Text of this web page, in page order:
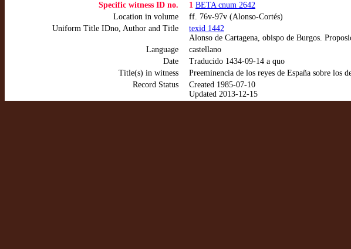
Specific witness ID no.
1 BETA cnum 2642
Location in volume
ff. 76v-97v (Alonso-Cortés)
Uniform Title IDno, Author and Title
texid 1442
Alonso de Cartagena, obispo de Burgos.
Language
castellano
Date
Traducido 1434-09-14 a quo
Title(s) in witness
Preeminencia de los reyes de España sobre los
Record Status
Created 1985-07-10
Updated 2013-12-15